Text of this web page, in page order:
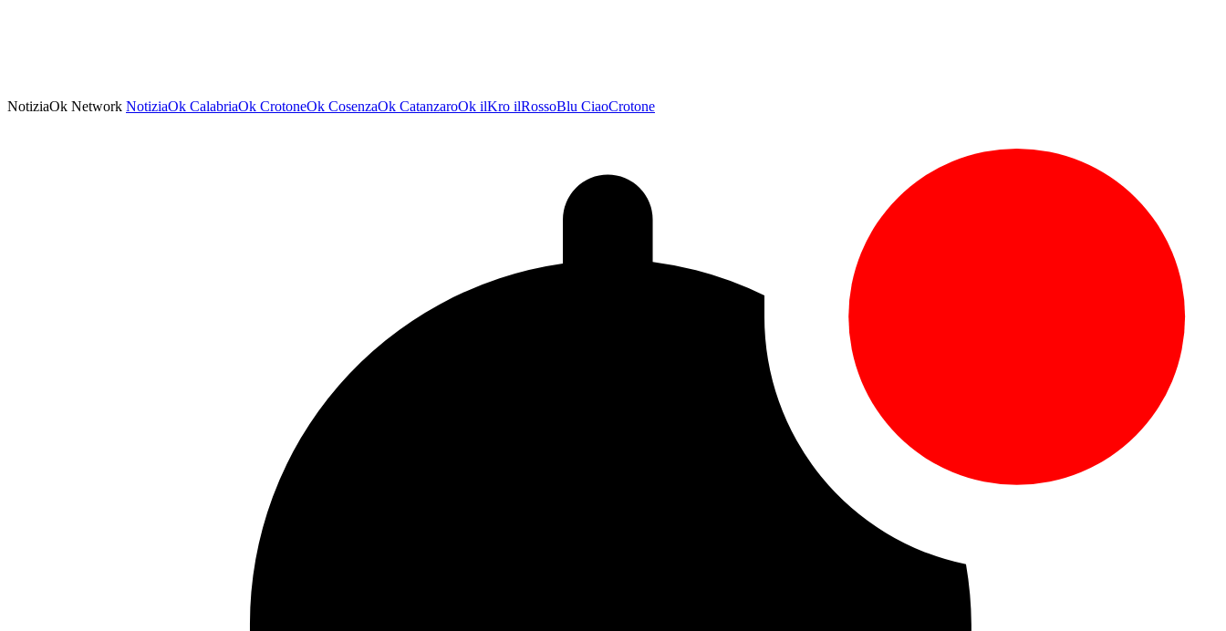
NotiziaOk Network NotiziaOk CalabriaOk CrotoneOk CosenzaOk CatanzaroOk ilKro ilRossoBlu CiaoCrotone